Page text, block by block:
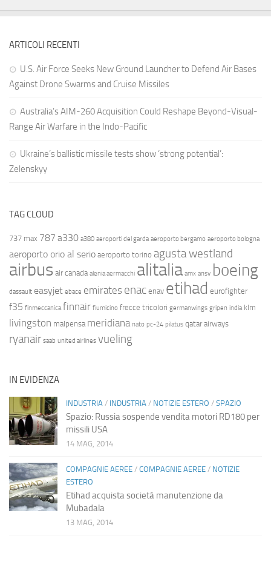
ARTICOLI RECENTI
U.S. Air Force Seeks New Ground Launcher to Defend Air Bases
Against Drone Swarms and Cruise Missiles
Australia’s AIM-260 Acquisition Could Reshape Beyond-Visual-
Range Air Warfare in the Indo-Pacific
Ukraine’s ballistic missile tests show ‘strong potential’:
Zelenskyy
TAG CLOUD
737 max 787 a330 a380 aeroporti del garda aeroporto bergamo aeroporto bologna
aeroporto orio al serio aeroporto torino agusta westland
airbus air canada alenia aermacchi alitalia amx ansv boeing
dassault easyjet ebace emirates enac enav etihad eurofighter
f35 finmeccanica finnair fiumicino frecce tricolori germanwings gripen india klm
livingston malpensa meridiana nato pc-24 pilatus qatar airways
ryanair saab united airlines vueling
IN EVIDENZA
INDUSTRIA / INDUSTRIA / NOTIZIE ESTERO / SPAZIO
Spazio: Russia sospende vendita motori RD180 per
missili USA
14 MAG, 2014
COMPAGNIE AEREE / COMPAGNIE AEREE / NOTIZIE
ESTERO
Etihad acquista società manutenzione da
Mubadala
13 MAG, 2014